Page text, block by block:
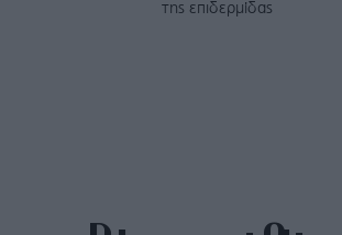
της επιδερμίδας